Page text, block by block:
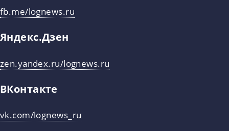
fb.me/lognews.ru
Яндекс.Дзен
zen.yandex.ru/lognews.ru
ВКонтакте
vk.com/lognews_ru